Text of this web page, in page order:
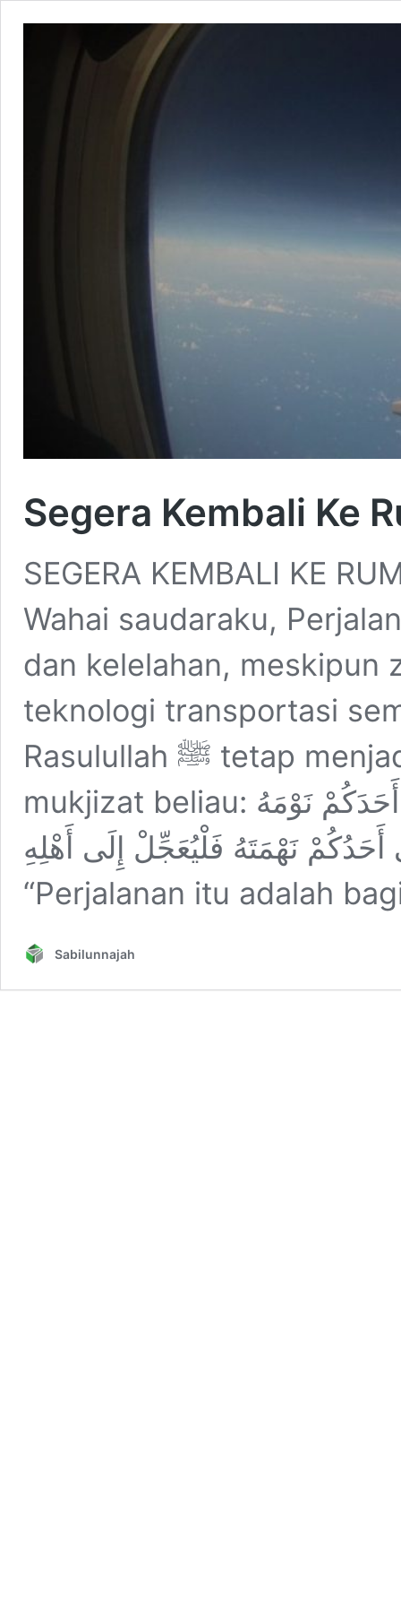
Segera Kembali Ke
SEGERA KEMBALI KE
Wahai saudaraku,
dan kelelahan, meskipun
teknologi transportasi
Rasulullah ﷺ tetap menjadi bukti kebijaksanaan dan
mukjizat beliau: السَّفَرُ قِطْعَةٌ مِنَ الْعَذَابِ، يَمْنَعُ أَحَدَكُمْ نَوْمَهُ
نَهْمَتَهُ فَلْيُعَجِّلْ إِلَى أَهْلِهِ.
“Perjalanan itu adalah
Sabilunnajah